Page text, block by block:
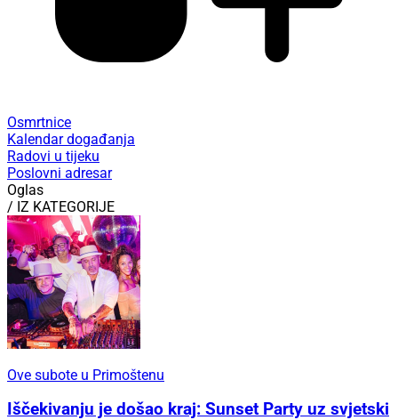
Osmrtnice
Kalendar događanja
Radovi u tijeku
Poslovni adresar
Oglas
/ IZ KATEGORIJE
Ove subote u Primoštenu
Iščekivanju je došao kraj: Sunset Party uz svjetski